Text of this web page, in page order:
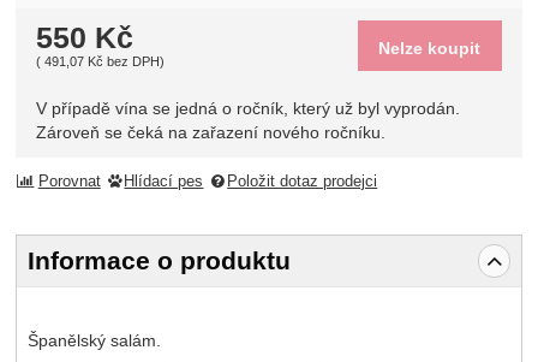
550 Kč
( 491,07 Kč bez DPH)
Nelze koupit
V případě vína se jedná o ročník, který už byl vyprodán.
Zároveň se čeká na zařazení nového ročníku.
Porovnat Hlídací pes Položit dotaz prodejci
Informace o produktu
Španělský salám.